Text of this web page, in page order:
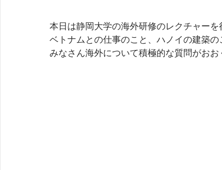
本日は静岡大学の海外研修のレクチャーを
ベトナムとの仕事のこと、ハノイの建築
みなさん海外について積極的な質問がお